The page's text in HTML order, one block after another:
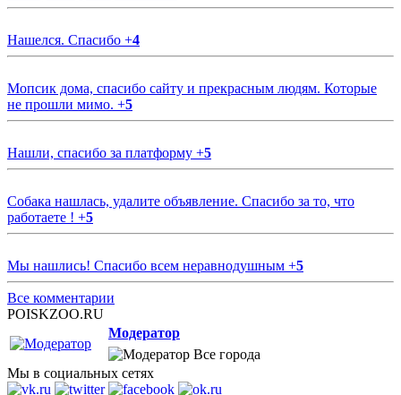
Нашелся. Спасибо +4
Мопсик дома, спасибо сайту и прекрасным людям. Которые
не прошли мимо. +5
Нашли, спасибо за платформу +5
Собака нашлась, удалите объявление. Спасибо за то, что
работаете ! +5
Мы нашлись! Спасибо всем неравнодушным +5
Все комментарии
POISKZOO.RU
Модератор
Все города
Мы в социальных сетях